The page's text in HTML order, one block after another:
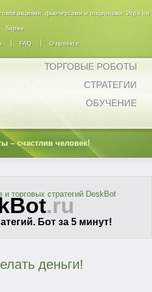
акциями, фьючерсами и опционами. Игра на
бирже.
FAQ О проекте
– счастлив человек!
ТОРГОВЫЕ РОБОТЫ
СТРАТЕГИИ
ОБУЧЕНИЕ
.ru
Бот за 5 минут!
деньги!